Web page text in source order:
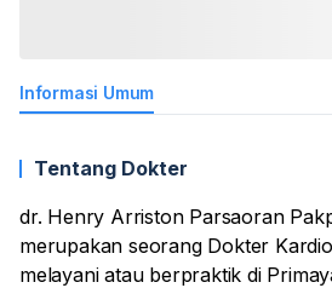
Informasi Umum
Tentang Dokter
dr. Henry Arriston Parsaoran
merupakan seorang Dokter
melayani atau berpraktik di